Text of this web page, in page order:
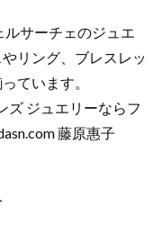
ルサーチェのジュエ
リング、ブレスレッ
ています。
ズ ジュエリーならフ
藤原惠子